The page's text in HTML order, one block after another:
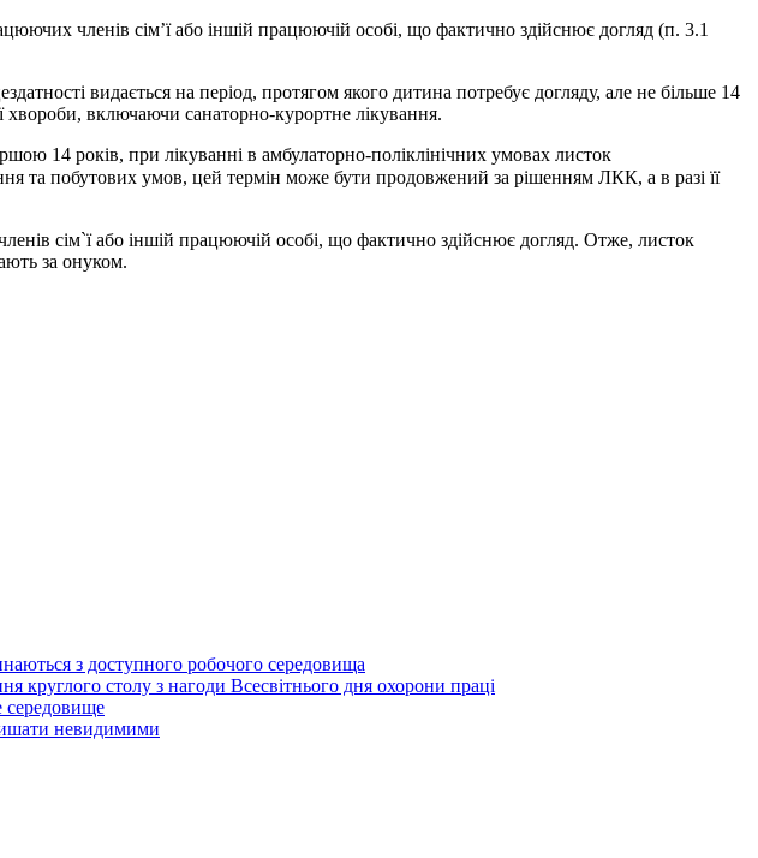
членів сім’ї або іншій працюючій особі, що фактично здійснює догляд (п. 3.1
видається на період, протягом якого дитина потребує догляду, але не більше 14
хвороби, включаючи санаторно-курортне лікування.
14 років, при лікуванні в амбулаторно-поліклінічних умовах листок
та побутових умов, цей термін може бути продовжений за рішенням ЛКК, а в разі її
сім`ї або іншій працюючій особі, що фактично здійснює догляд. Отже, листок
за онуком.
з доступного робочого середовища
круглого столу з нагоди Всесвітнього дня охорони праці
середовище
невидимими